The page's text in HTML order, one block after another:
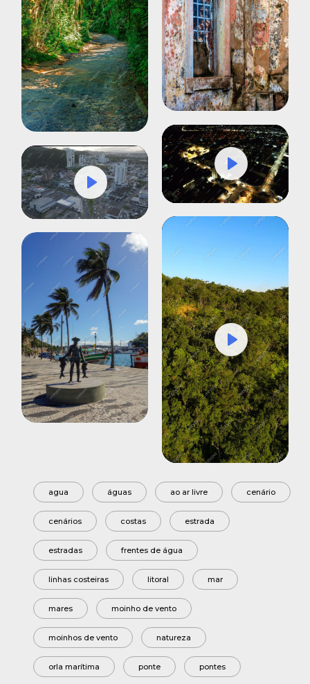
Mute Settings
Play
Mute Settings
Play
Mute Settings
Play
agua águas ao ar livre cenário
cenários costas estrada
estradas frentes de água
linhas costeiras litoral mar
mares moinho de vento
moinhos de vento natureza
orla marítima ponte pontes